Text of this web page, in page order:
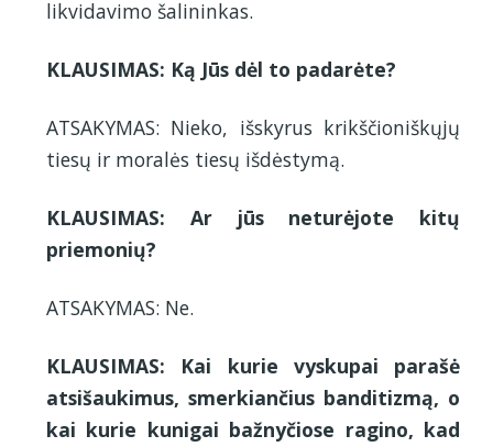
likvidavimo šalininkas.
KLAUSIMAS: Ką Jūs dėl to padarėte?
ATSAKYMAS: Nieko, išskyrus krikščioniškųjų
tiesų ir moralės tiesų išdėstymą.
KLAUSIMAS: Ar jūs neturėjote kitų
priemonių?
ATSAKYMAS: Ne.
KLAUSIMAS: Kai kurie vyskupai parašė
atsišaukimus, smerkiančius banditizmą, o
kai kurie kunigai bažnyčiose ragino, kad